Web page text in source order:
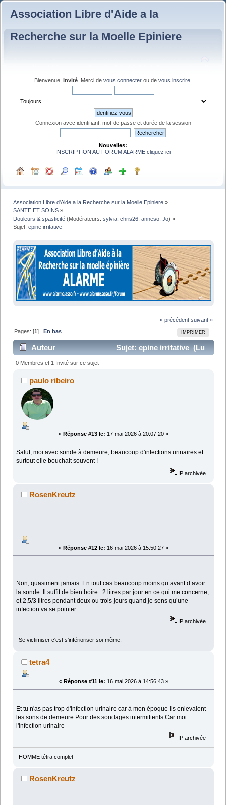
Association Libre d'Aide a la
Recherche sur la Moelle Epiniere
Bienvenue, Invité . Merci de vous connecter ou de vous inscrire
Connexion avec identifiant, mot de passe et durée de la session
Nouvelles:
INSCRIPTION AU FORUM ALARME cliquez ici
Association Libre d'Aide a la Recherche sur la Moelle Epiniere »
SANTE ET SOINS »
Douleurs & spasticité (Modérateurs:sylvia ,chris26 ,anneso ,Jo) »
Sujet:epine irritative
« précédent suivant »
IMPRIMER
Pages: [1] En bas
Auteur
Sujet: epine irritative (Lu
28810 fois)
0 Membres et 1 Invité sur ce sujet
paulo ribeiro
« Réponse #13 le: 17 mai 2026 à 20:07:20 »
Salut, moi avec sonde à demeure, beaucoup d'infections urinaires et
surtout elle bouchait souvent !
IP archivée
RosenKreutz
« Réponse #12 le: 16 mai 2026 à 15:50:27 »
Non, quasiment jamais. En tout cas beaucoup moins qu’avant d’avoir
la sonde. Il suffit de bien boire : 2 litres par jour en ce qui me concerne,
et 2,5/3 litres pendant deux ou trois jours quand je sens qu’une
infection va se pointer.
IP archivée
Se victimiser c'est s'inférioriser soi-même.
tetra4
« Réponse #11 le: 16 mai 2026 à 14:56:43 »
Et tu n'as pas trop d'infection urinaire car à mon époque Ils enlevaient
les sons de demeure Pour des sondages intermittents Car moi
l'infection urinaire
IP archivée
HOMME tétra complet
RosenKreutz